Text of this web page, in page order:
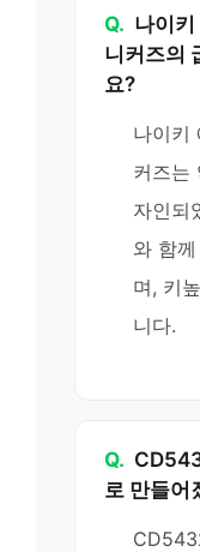
Q. 나이
니커즈의
요?
나이키
커즈는
자인되
와 함
며, 키
니다.
Q.
로 만들어